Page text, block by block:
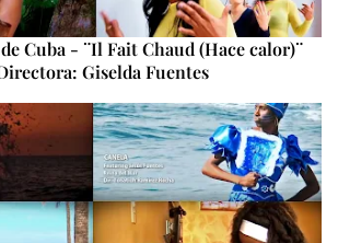
Cuba - ¨Il Fait Chaud (Hace calor)¨
Giselda Fuentes